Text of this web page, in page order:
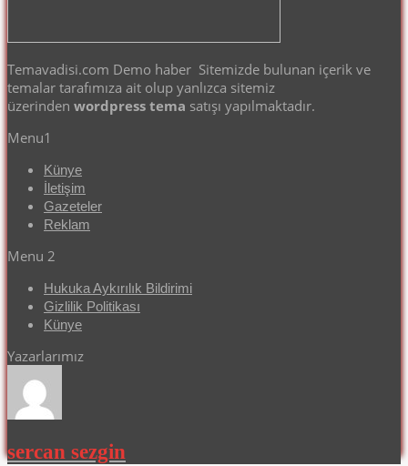
Temavadisi.com Demo haber Sitemizde bulunan içerik ve
temalar tarafımıza ait olup yanlızca sitemiz
üzerinden wordpress tema satışı yapılmaktadır.
Menu1
Künye
İletişim
Gazeteler
Reklam
Menu 2
Hukuka Aykırılık Bildirimi
Gizlilik Politikası
Künye
Yazarlarımız
sercan sezgin